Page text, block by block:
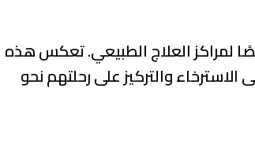
لمراكز العلاج الطبيعي. تعكس هذه
والتركيز على رحلتهم نحو